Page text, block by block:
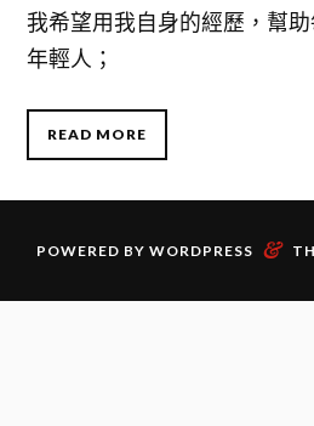
我希望用我自身的經歷，幫
年輕人；
READ MORE
POWERED BY WORDPRESS &